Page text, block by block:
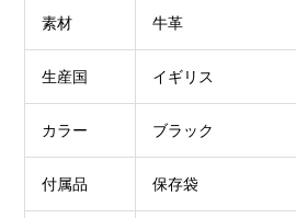
素材 牛革
生産国 イギリス
カラー ブラック
付属品 保存袋